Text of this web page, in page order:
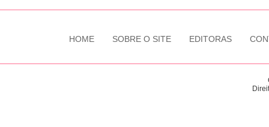
HOME SOBRE O SITE EDITORAS